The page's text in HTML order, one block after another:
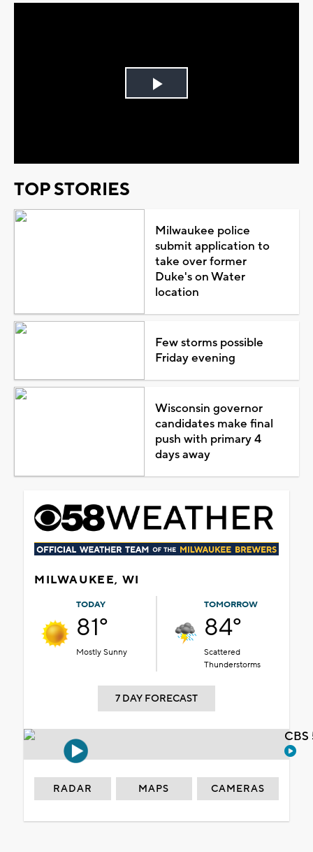
Play
TOP STORIES
Milwaukee police
submit application to
take over former
Duke's on Water
location
Few storms possible
Friday evening
Wisconsin governor
candidates make final
push with primary 4
days away
MILWAUKEE, WI
TODAY
81°
Mostly Sunny
TOMORROW
84°
Scattered
Thunderstorms
7 DAY FORECAST
RADAR MAPS CAMERAS